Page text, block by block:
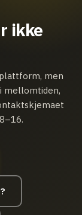
ikke
men
mellomtiden,